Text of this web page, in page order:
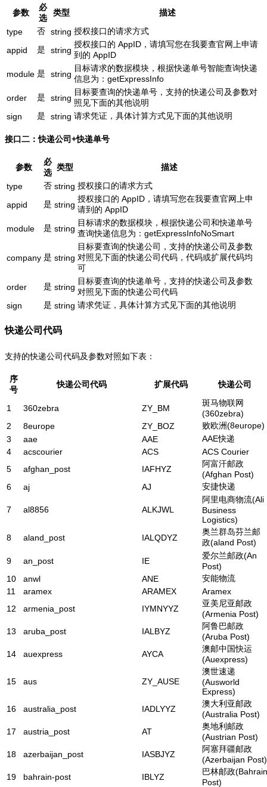
参数
必
选
类型
描述
type
否 string 授权接口的请求方式
appid
是 string
授权接口的 AppID，请填写您在我要查官网上申请
到的 AppID
module 是 string
目标请求的数据模块，根据快递单号智能查询快递
信息为：getExpressInfo
order
是 string
目标要查询的快递单号，支持的快递公司及参数对
照见下面的其他说明
sign
是 string 请求凭证，具体计算方式见下面的其他说明
接口二：快递公司+快递单号
参数
必
选
类型
描述
type
否 string 授权接口的请求方式
appid
是 string
授权接口的 AppID，请填写您在我要查官网上申
请到的 AppID
module
是 string
目标请求的数据模块，根据快递公司和快递单号
查询快递信息为：getExpressInfoNoSmart
company 是 string
目标要查询的快递公司，支持的快递公司及参数
对照见下面的快递公司代码，代码或扩展代码均
可
order
是 string
目标要查询的快递单号，支持的快递公司及参数
对照见下面的快递公司代码
sign
是 string 请求凭证，具体计算方式见下面的其他说明
快递公司代码
支持的快递公司代码及参数对照如下表：
序
号
快递公司代码 扩展代码 快递公司
1 360zebra ZY_BM
斑马物联网
(360zebra)
2
8europe ZY_BOZ
败欧洲(8europe)
3
aae AAE
AAE快递
4
acscourier ACS
ACS Courier
5
afghan_post IAFHYZ
阿富汗邮政
(Afghan Post)
6
aj AJ 安捷快递
7 al8856 ALKJWL
阿里电商物流(Ali
Business
Logistics)
8
aland_post IALQDYZ
奥兰群岛芬兰邮
政(aland Post)
9
an_post IE
爱尔兰邮政(An
Post)
10
anwl ANE
安能物流
11
aramex ARAMEX
Aramex
12
armenia_post IYMNYYZ
亚美尼亚邮政
(Armenia Post)
13
aruba_post IALBYZ
阿鲁巴邮政
(Aruba Post)
14
auexpress AYCA
澳邮中国快运
(Auexpress)
15 aus ZY_AUSE
澳世速递
(Ausworld
Express)
16
australia_post IADLYYZ
澳大利亚邮政
(Australia Post)
17
austria_post AT
奥地利邮政
(Austrian Post)
18
azerbaijan_post IASBJYZ
阿塞拜疆邮政
(Azerbaijan Post)
19
bahrain-post IBLYZ
巴林邮政(Bahrain
Post)